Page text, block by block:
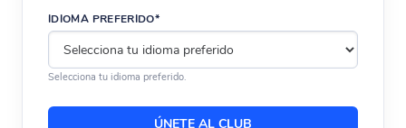
IDIOMA PREFERIDO*
Selecciona tu idioma preferido.